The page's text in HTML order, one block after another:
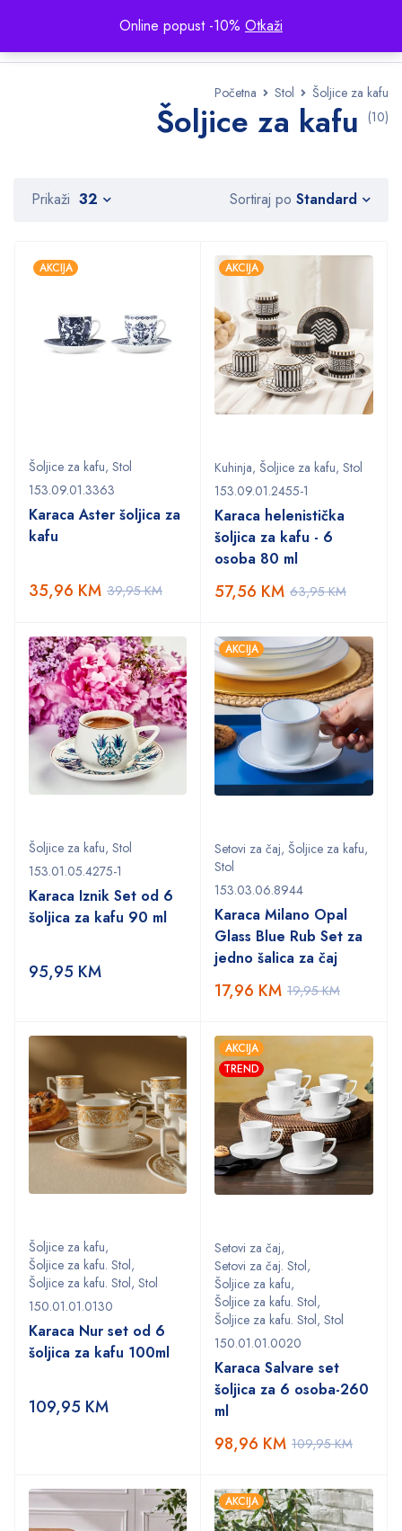
Online popust -10% Otkaži
Početna Stol Šoljice za kafu
Šoljice za kafu (10)
Sortiraj po Standard
Prikaži 32
AKCIJA
Šoljice za kafu, Stol
153.09.01.3363
Karaca Aster šoljica za
kafu
39,95KM
35,96 KM
AKCIJA
Kuhinja, Šoljice za kafu, Stol
153.09.01.2455-1
Karaca helenistička
šoljica za kafu - 6
osoba 80 ml
63,95KM
57,56 KM
Šoljice za kafu, Stol
153.01.05.4275-1
Karaca Iznik Set od 6
šoljica za kafu 90 ml
95,95 KM
AKCIJA
Setovi za čaj, Šoljice za kafu,
Stol
153.03.06.8944
Karaca Milano Opal
Glass Blue Rub Set za
jedno šalica za čaj
19,95KM
17,96 KM
Šoljice za kafu,
Šoljice za kafu. Stol,
Šoljice za kafu. Stol, Stol
150.01.01.0130
Karaca Nur set od 6
šoljica za kafu 100ml
109,95 KM
AKCIJA
TREND
Setovi za čaj,
Setovi za čaj. Stol,
Šoljice za kafu,
Šoljice za kafu. Stol,
Šoljice za kafu. Stol, Stol
150.01.01.0020
Karaca Salvare set
šoljica za 6 osoba-260
ml
109,95KM
98,96 KM
AKCIJA